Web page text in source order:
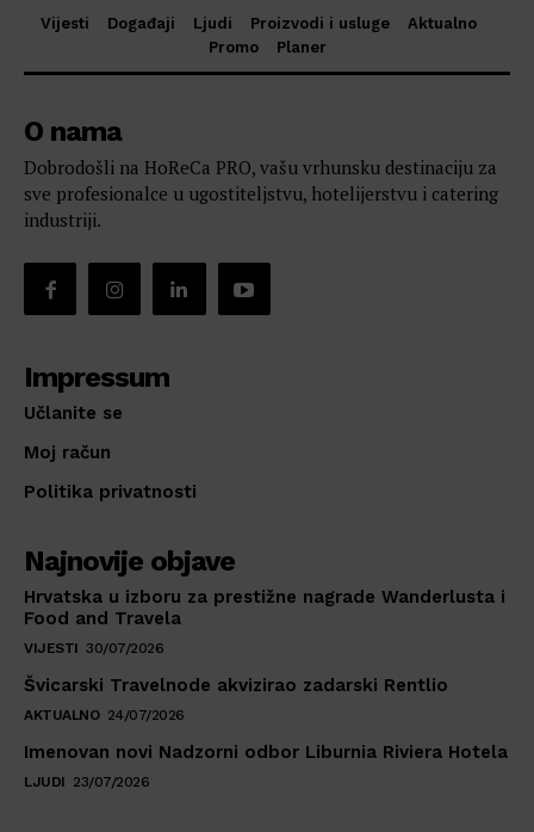
Vijesti Događaji Ljudi Proizvodi i usluge
Aktualno
Promo
Planer
O nama
Dobrodošli na HoReCa PRO, vašu vrhunsku destinaciju za
sve profesionalce u ugostiteljstvu, hotelijerstvu i catering
industriji.
Impressum
Učlanite se
Moj račun
Politika privatnosti
Najnovije objave
Hrvatska u izboru za prestižne nagrade Wanderlusta i
Food and Travela
VIJESTI 30/07/2026
Švicarski Travelnode akvizirao zadarski Rentlio
AKTUALNO 24/07/2026
Imenovan novi Nadzorni odbor Liburnia Riviera Hotela
LJUDI 23/07/2026